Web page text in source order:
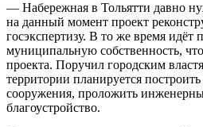
— Набережная в Тольятти давно
на данный момент проект
госэкспертизу. В то же время идёт
муниципальную собственность,
проекта. Поручил городским
территории планируется
сооружения, проложить
благоустройство.